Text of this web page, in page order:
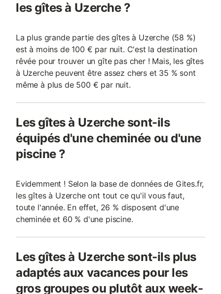
les gîtes à Uzerche ?
La plus grande partie des gîtes à Uzerche (58 %)
est à moins de 100 € par nuit. C'est la destination
rêvée pour trouver un gîte pas cher ! Mais, les gîtes
à Uzerche peuvent être assez chers et 35 % sont
même à plus de 500 € par nuit.
Les gîtes à Uzerche sont-ils
équipés d'une cheminée ou d'une
piscine ?
Evidemment ! Selon la base de données de Gites.fr,
les gîtes à Uzerche ont tout ce qu'il vous faut,
toute l'année. En effet, 26 % disposent d'une
cheminée et 60 % d'une piscine.
Les gîtes à Uzerche sont-ils plus
adaptés aux vacances pour les
gros groupes ou plutôt aux week-